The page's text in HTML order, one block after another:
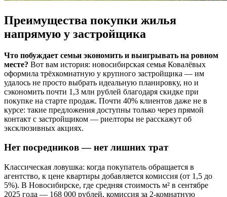
Преимущества покупки жилья
напрямую у застройщика
Что побуждает семьи экономить и выигрывать на ровном
месте? Вот вам история: новосибирская семья Ковалёвых
оформила трёхкомнатную у крупного застройщика — им
удалось не просто выбрать идеальную планировку, но и
сэкономить почти 1,3 млн рублей благодаря скидке при
покупке на старте продаж. Почти 40% клиентов даже не в
курсе: такие предложения доступны только через прямой
контакт с застройщиком — риелторы не расскажут об
эксклюзивных акциях.
Нет посредников — нет лишних трат
Классическая ловушка: когда покупатель обращается в
агентство, к цене квартиры добавляется комиссия (от 1,5 до
5%). В Новосибирске, где средняя стоимость м² в сентябре
2025 года — 168 000 рублей, комиссия за 2-комнатную